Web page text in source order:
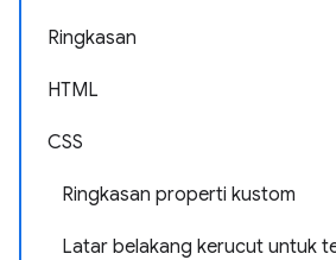
Ringkasan
HTML
CSS
Ringkasan properti kustom
Latar belakang kerucut untuk